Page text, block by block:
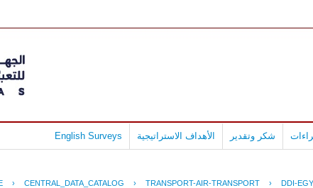
شكر وتقدير الأهداف الاستراتيجية English Surveys
› CENTRAL_DATA_CATALOG › TRANSPORT-AIR-TRANSPORT › DDI-